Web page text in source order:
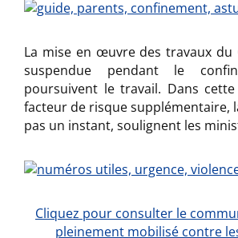
La mise en œuvre des travaux du
suspendue pendant le
poursuivent le travail. Dans
facteur de risque
pas un instant, soulignent les
Cliquez pour consulter le
pleinement mobilisé contre